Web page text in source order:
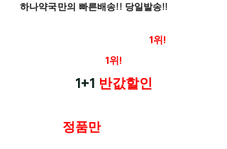
하나약국만의 빠른배송!! 당일발송!!
1위!
1위!
1+1 반값할인
정품만